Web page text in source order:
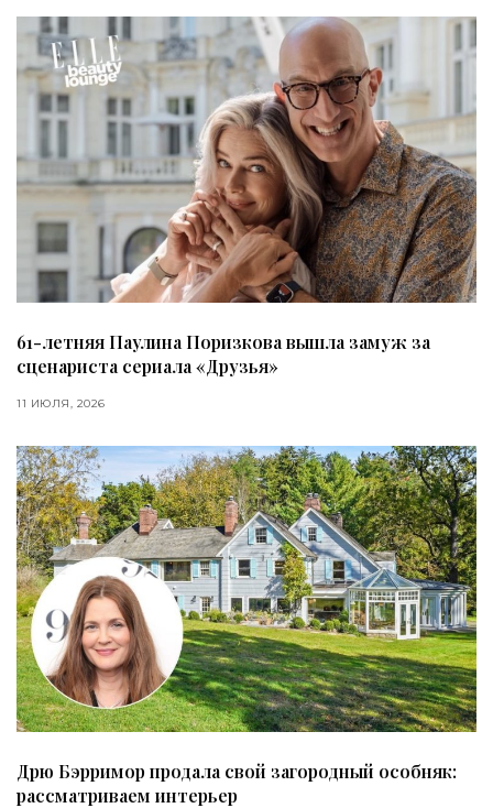
61-летняя Паулина Поризкова вышла замуж за
сценариста сериала «Друзья»
11 ИЮЛЯ, 2026
Дрю Бэрримор продала свой загородный особняк:
рассматриваем интерьер